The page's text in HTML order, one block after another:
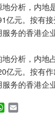
析，内地
亿元。按有
务的香港企
析，内地
亿元。按有
务的香港企
W